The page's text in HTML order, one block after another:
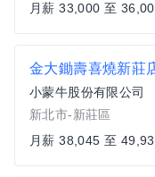
月薪 33,000 至
金大鋤壽喜燒新莊
小蒙牛股份有限公司
新北市-新莊區
月薪 38,045 至